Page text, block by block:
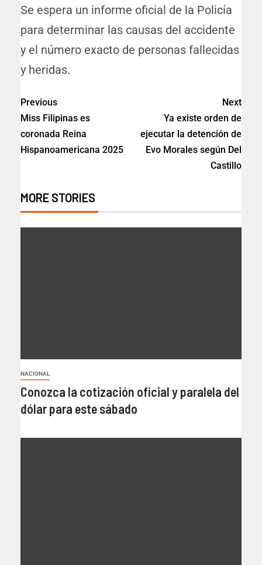
Se espera un informe oficial de la Policía
para determinar las causas del accidente
y el número exacto de personas fallecidas
y heridas.
Previous
Miss Filipinas es
coronada Reina
Hispanoamericana 2025
Next
Ya existe orden de
ejecutar la detención de
Evo Morales según Del
Castillo
MORE STORIES
NACIONAL
Conozca la cotización oficial y paralela del
dólar para este sábado